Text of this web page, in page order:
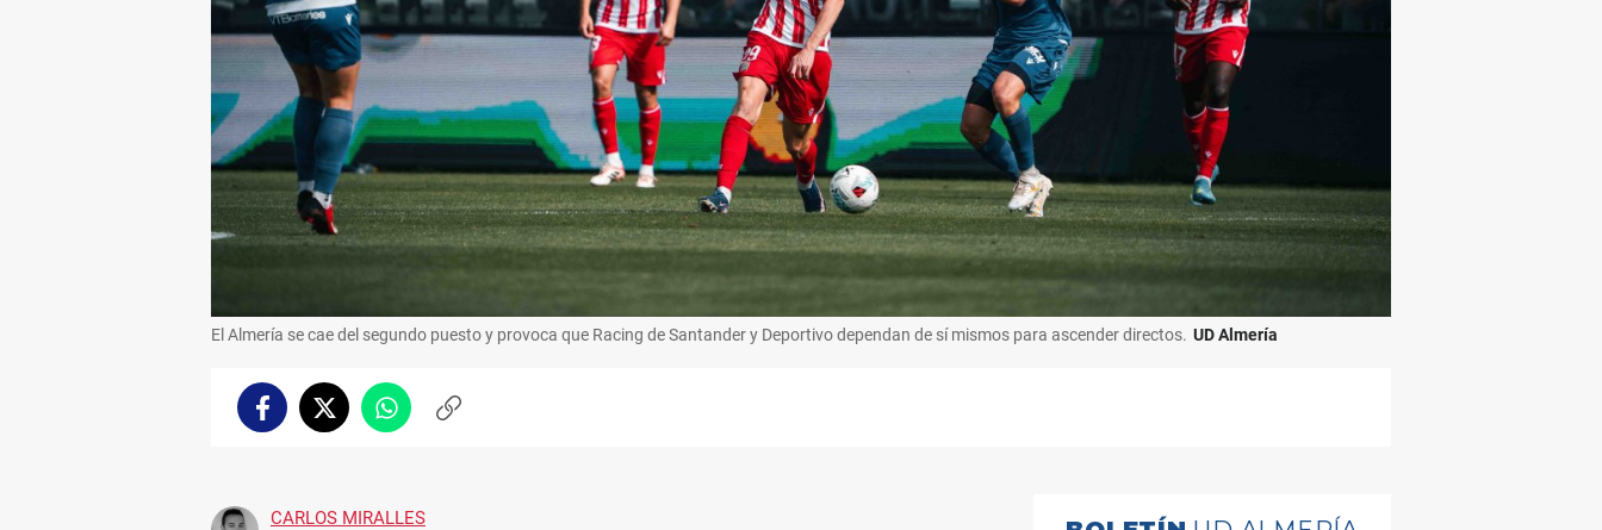
El Almería se cae del segundo puesto y provoca que Racing de Santander y Deportivo dependan de sí mismos para ascender directos. UD Almería
FacebookTwitterWhatsappCopiar
CARLOS MIRALLES